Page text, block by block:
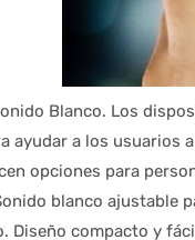
Blanco. Los
ayudar a los usuarios
opciones para
blanco ajustable
Diseño compacto y